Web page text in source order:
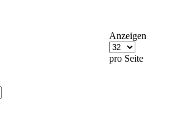
Anzeigen
pro Seite